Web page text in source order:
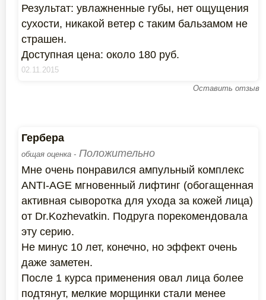
Результат: увлажненные губы, нет ощущения
сухости, никакой ветер с таким бальзамом не
страшен.
Доступная цена: около 180 руб.
02.11.2015
Оставить отзыв
Гербера
общая оценка - Положительно
Мне очень понравился ампульный комплекс
ANTI-AGE мгновенный лифтинг (обогащенная
активная сыворотка для ухода за кожей лица)
от Dr.Kozhevatkin. Подруга порекомендовала
эту серию.
Не минус 10 лет, конечно, но эффект очень
даже заметен.
После 1 курса применения овал лица более
подтянут, мелкие морщинки стали менее